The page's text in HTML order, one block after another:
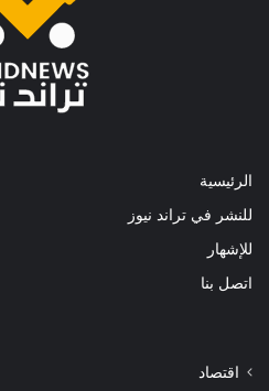
الرئيسية
للنشر في تراند نيوز
للإشهار
اتصل بنا
اقتصاد